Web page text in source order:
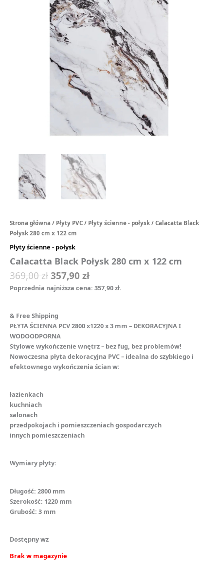
Strona główna/ Płyty PVC/ Płyty ścienne - połysk/ Calacatta Black
Połysk 280 cm x 122 cm
Płyty ścienne - połysk
Calacatta Black Połysk 280 cm x 122 cm
369,00zł357,90zł
Poprzednia najniższa cena: 357,90zł.
& Free Shipping
PŁYTA ŚCIENNA PCV 2800 x1220 x 3 mm – DEKORACYJNA I
WODOODPORNA
Stylowe wykończenie wnętrz – bez fug, bez problemów!
Nowoczesna płyta dekoracyjna PVC – idealna do szybkiego i
efektownego wykończenia ścian w:
łazienkach
kuchniach
️salonach
przedpokojach i pomieszczeniach gospodarczych
innych pomieszczeniach
Wymiary płyty:
Długość: 2800 mm
Szerokość: 1220 mm
Grubość: 3 mm
Dostępny wz
Brak w magazynie